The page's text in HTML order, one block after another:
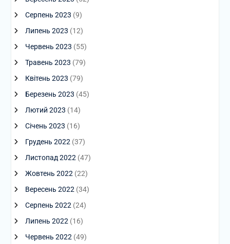
Серпень 2023 (9)
Липень 2023 (12)
Червень 2023 (55)
Травень 2023 (79)
Квітень 2023 (79)
Березень 2023 (45)
Лютий 2023 (14)
Січень 2023 (16)
Грудень 2022 (37)
Листопад 2022 (47)
Жовтень 2022 (22)
Вересень 2022 (34)
Серпень 2022 (24)
Липень 2022 (16)
Червень 2022 (49)